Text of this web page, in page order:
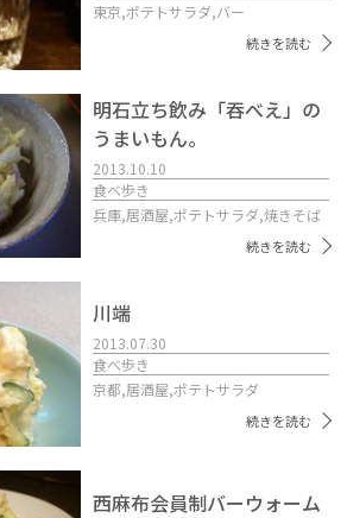
東京,ポテトサラダ,バー
続きを読む
明石立ち飲み「吞べえ」の
うまいもん。
2013.10.10
食べ歩き
兵庫,居酒屋,ポテトサラダ,焼きそば
続きを読む
川端
2013.07.30
食べ歩き
京都,居酒屋,ポテトサラダ
続きを読む
西麻布会員制バーウォーム